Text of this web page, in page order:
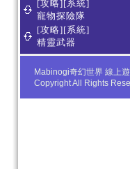
[攻略][系統]
寵物探險隊
[攻略][系統]
精靈武器
Mabinogi奇幻世界 線上
Copyright All Rights